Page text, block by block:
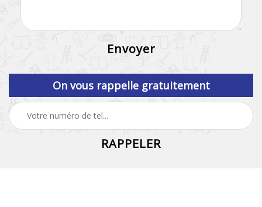
On vous rappelle gratuitement